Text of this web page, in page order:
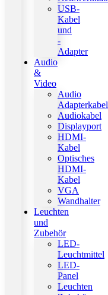
USB-
Kabel
und
-
Adapter
Audio
&
Video
Audio
Adapterkabel
Audiokabel
Displayport
HDMI-
Kabel
Optisches
HDMI-
Kabel
VGA
Wandhalter
Leuchten
und
Zubehör
LED-
Leuchtmittel
LED-
Panel
Leuchten